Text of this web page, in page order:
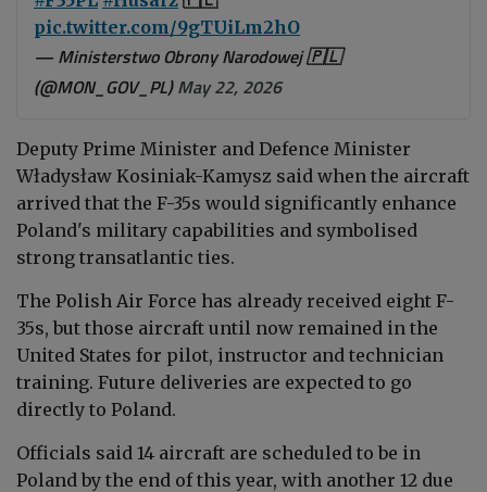
pic.twitter.com/9gTUiLm2hO
— Ministerstwo Obrony Narodowej 🇵🇱
(@MON_GOV_PL)May 22, 2026
Deputy Prime Minister and Defence Minister
Władysław Kosiniak-Kamysz said when the aircraft
arrived that the F-35s would significantly enhance
Poland's military capabilities and symbolised
strong transatlantic ties.
The Polish Air Force has already received eight F-
35s, but those aircraft until now remained in the
United States for pilot, instructor and technician
training. Future deliveries are expected to go
directly to Poland.
Officials said 14 aircraft are scheduled to be in
Poland by the end of this year, with another 12 due